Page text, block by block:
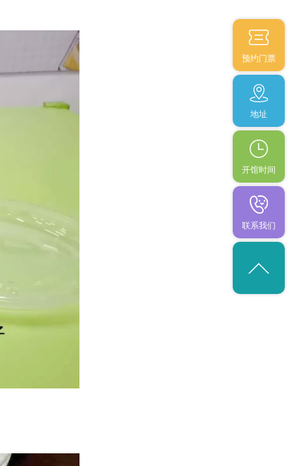
预约门票
地址
开馆时间
联系我们